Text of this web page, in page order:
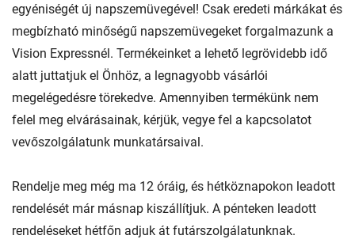
egyéniségét új napszemüvegével! Csak eredeti márkákat és
megbízható minőségű napszemüvegeket forgalmazunk a
Vision Expressnél. Termékeinket a lehető legrövidebb idő
alatt juttatjuk el Önhöz, a legnagyobb vásárlói
megelégedésre törekedve. Amennyiben termékünk nem
felel meg elvárásainak, kérjük, vegye fel a kapcsolatot
vevőszolgálatunk munkatársaival.
Rendelje meg még ma 12 óráig, és hétköznapokon leadott
rendelését már másnap kiszállítjuk. A pénteken leadott
rendeléseket hétfőn adjuk át futárszolgálatunknak.